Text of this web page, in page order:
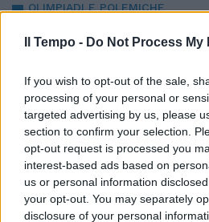
Il Tempo - Do Not Process
If you wish to opt-out of the sale,
processing of your personal or
targeted advertising by us, please
section to confirm your selection.
opt-out request is processed you
interest-based ads based on
us or personal information
your opt-out. You may separately
disclosure of your personal
OLIMPIADI E POLEMICHE
L'oro a Khelif "punto di
ritorno": il duello tra
10/08/2024
“SONO UNA DONNA”
“Successo dal sapore
Imane Khelif sfida i
l’oro | GUARDA
10/08/2024